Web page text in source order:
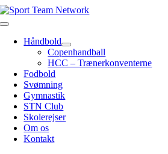
Skip
to
Toggle
NavigationHåndbold
Copenhandball
HCC – Trænerkonventerne
Fodbold
Svømning
Gymnastik
STN Club
Skolerejser
Om os
Kontakt